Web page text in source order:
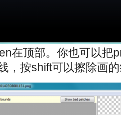
在顶部。你也可以把
，按shift可以擦除画